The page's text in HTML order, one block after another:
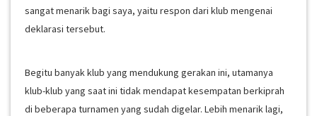
sangat menarik bagi saya, yaitu respon dari klub mengenai
deklarasi tersebut.
Begitu banyak klub yang mendukung gerakan ini, utamanya
klub-klub yang saat ini tidak mendapat kesempatan berkiprah
di beberapa turnamen yang sudah digelar. Lebih menarik lagi,